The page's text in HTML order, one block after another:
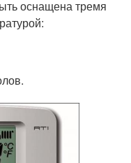
оснащена тремя